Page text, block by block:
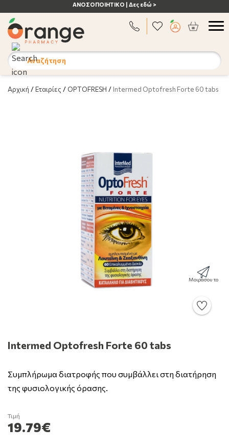
ΑΝΟΣΟΠΟΙΗΤΙΚΟ | Δες εδώ >
Αναζήτηση
Αρχική /Εταιρίες / OPTOFRESH / Intermed Optofresh Forte 60 tabs
Μοιράσου το
Intermed Optofresh Forte 60 tabs
Συμπλήρωμα διατροφής που συμβάλλει στη διατήρηση
της φυσιολογικής όρασης.
Τιμή
19.79€